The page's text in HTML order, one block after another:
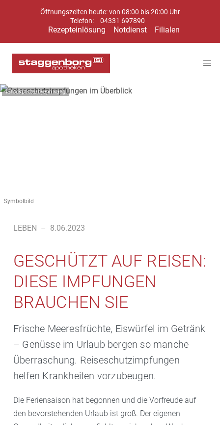
Öffnungszeiten heute: von 08:00 bis 20:00 Uhr
Telefon:
04331 697890
Rezepteinlösung Notdienst Filialen
iStockphoto/hyejin kang
Symbolbild
LEBEN – 8.06.2023
GESCHÜTZT AUF REISEN:
DIESE IMPFUNGEN
BRAUCHEN SIE
Frische Meeresfrüchte, Eiswürfel im Getränk
– Genüsse im Urlaub bergen so manche
Überraschung. Reiseschutzimpfungen
helfen Krankheiten vorzubeugen.
Die Feriensaison hat begonnen und die Vorfreude auf
den bevorstehenden Urlaub ist groß. Der eigenen